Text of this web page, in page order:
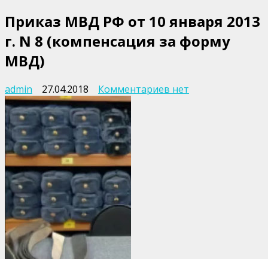
Приказ МВД РФ от 10 января 2013
г. N 8 (компенсация за форму
МВД)
admin 27.04.2018 Комментариев кнет